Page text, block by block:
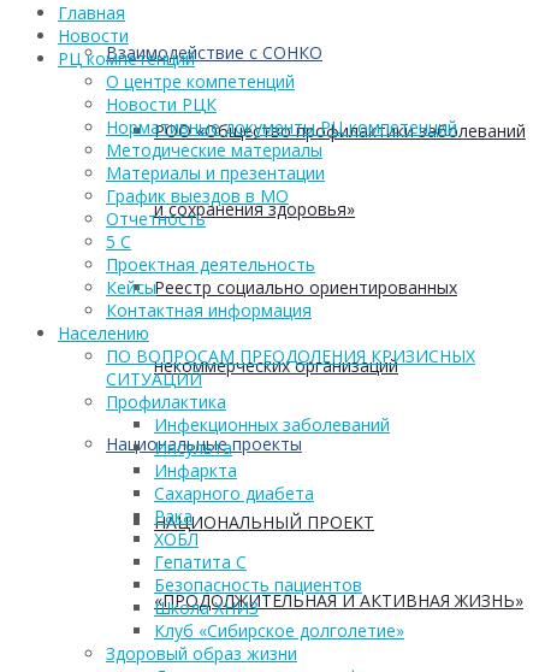
Взаимодействие с СОНКО
РОО «Общество профилактики заболеваний
и сохранения здоровья»
Реестр социально ориентированных
некоммерческих организаций
Национальные проекты
НАЦИОНАЛЬНЫЙ ПРОЕКТ
«ПРОДОЛЖИТЕЛЬНАЯ И АКТИВНАЯ ЖИЗНЬ»
Главная
Новости
РЦ компетенций
О центре компетенций
Новости РЦК
Нормативные документы РЦ компетенций
Методические материалы
Материалы и презентации
График выездов в МО
Отчетность
5 С
Проектная деятельность
Кейсы
Контактная информация
Населению
ПО ВОПРОСАМ ПРЕОДОЛЕНИЯ КРИЗИСНЫХ
СИТУАЦИЙ
Профилактика
Инфекционных заболеваний
Инсульта
Инфаркта
Сахарного диабета
Рака
ХОБЛ
Гепатита С
Безопасность пациентов
Школа ХНИЗ
Клуб «Сибирское долголетие»
Здоровый образ жизни